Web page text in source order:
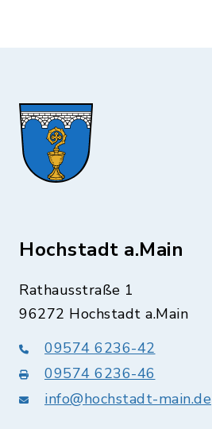
Hochstadt a.Main
Rathausstraße 1
96272 Hochstadt a.Main
09574 6236-42
09574 6236-46
info@hochstadt-main.de